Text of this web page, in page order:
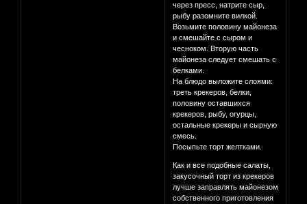
через пресс, натрите сыр,
рыбу разомните вилкой.
Возьмите половину майонеза
и смешайте с сыром и
чесноком. Вторую часть
майонеза следует смешать с
белками.
На блюдо выложите слоями:
треть крекеров, белки,
половину оставшихся
крекеров, рыбу, огурцы,
остальные крекеры и сырную
смесь.
Посыпьте торт желтками.
Как и все подобные салаты,
закусочный торт из крекеров
лучше заправлять майонезом
собственного приготовления